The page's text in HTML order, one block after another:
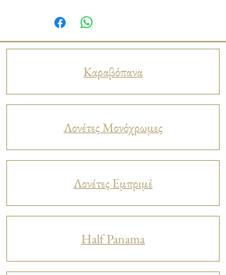
Καραβόπανα
Λονέτες Μονόχρωμες
Λονέτες Εμπριμέ
Half Panama